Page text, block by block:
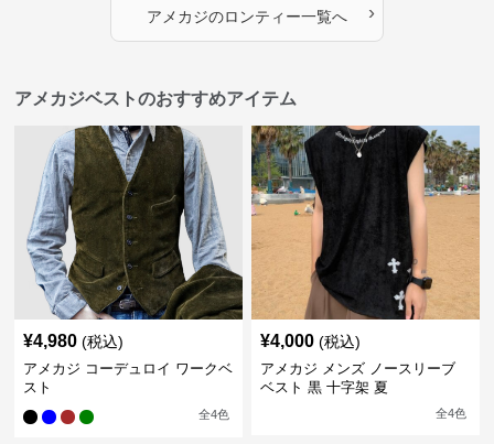
アメカジのロンティー一覧へ ›
アメカジベストのおすすめアイテム
¥4,980 (税込)
アメカジ コーデュロイ ワークベ
スト
全4色
¥4,000 (税込)
アメカジ メンズ ノースリーブ
ベスト 黒 十字架 夏
全4色